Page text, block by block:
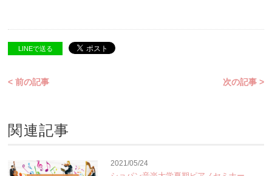
LINEで送る
< 前の記事 次の記事 >
関連記事
2021/05/24